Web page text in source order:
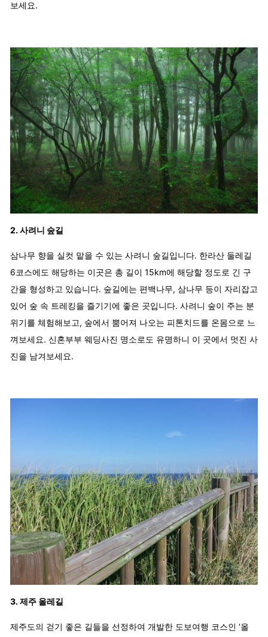
보세요.
2. 사려니 숲길
삼나무 향을 실컷 맡을 수 있는 사려니 숲길입니다. 한라산 둘레길
6코스에도 해당하는 이곳은 총 길이 15km에 해당할 정도로 긴 구
간을 형성하고 있습니다. 숲길에는 편백나무, 삼나무 등이 자리잡고
있어 숲 속 트레킹을 즐기기에 좋은 곳입니다. 사려니 숲이 주는 분
위기를 체험해보고, 숲에서 뿜어져 나오는 피톤치드를 온몸으로 느
껴보세요. 신혼부부 웨딩사진 명소로도 유명하니 이 곳에서 멋진 사
진을 남겨보세요.
3. 제주 올레길
제주도의 걷기 좋은 길들을 선정하여 개발한 도보여행 코스인 ‘올